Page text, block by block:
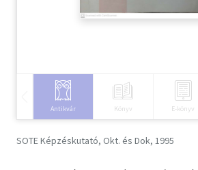
Antikvár Könyv E-könyv
SOTE Képzéskutató, Okt. és Dok, 1995